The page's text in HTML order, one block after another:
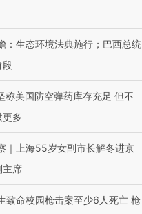
：生态环境法典施行；巴西总统
段
称美国防空弹药库存充足 但不
更多
｜上海55岁女副市长解冬进京
主席
致命校园枪击案至少6人死亡 枪